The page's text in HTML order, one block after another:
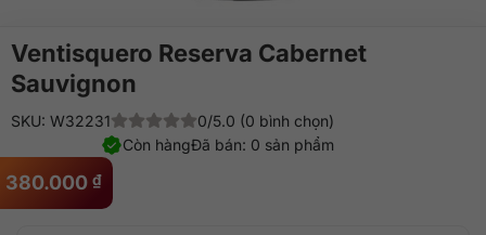
Ventisquero Reserva Cabernet
Sauvignon
380.000 ₫
SKU: W32231
0/5.0 (0 bình chọn)
Đã bán: 0 sản phẩm
Còn hàng